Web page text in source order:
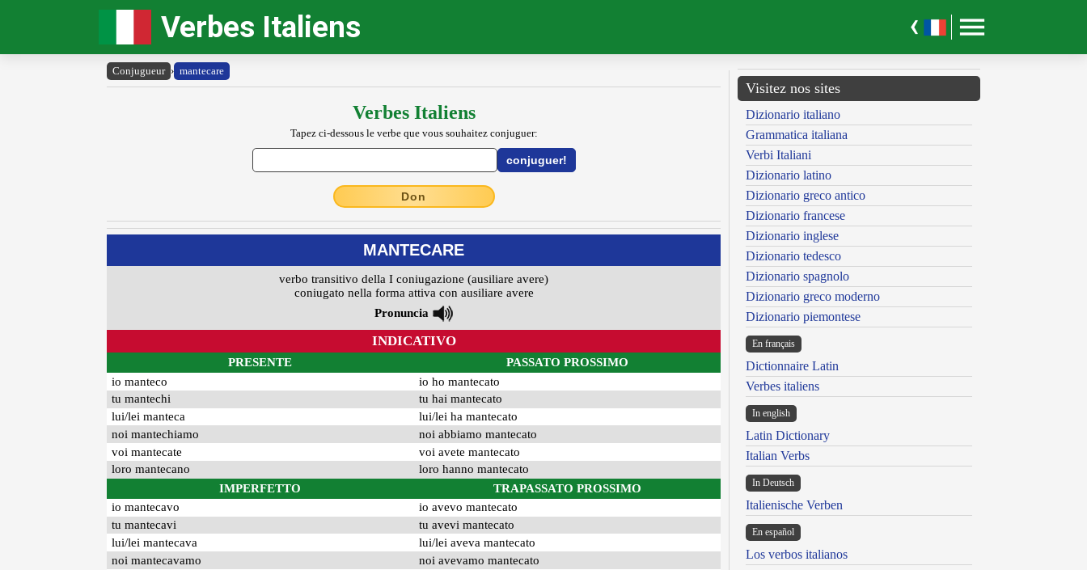
Verbes Italiens
Conjugueur › mantecare
Verbes Italiens
Tapez ci-dessous le verbe que vous souhaitez conjuguer:
Don
MANTECARE
verbo transitivo della I coniugazione (ausiliare avere)
coniugato nella forma attiva con ausiliare avere
Pronuncia
INDICATIVO
PRESENTE
io manteco
tu mantechi
lui/lei manteca
noi mantechiamo
voi mantecate
loro mantecano
IMPERFETTO
io mantecavo
tu mantecavi
lui/lei mantecava
noi mantecavamo
PASSATO PROSSIMO
io ho mantecato
tu hai mantecato
lui/lei ha mantecato
noi abbiamo mantecato
voi avete mantecato
loro hanno mantecato
TRAPASSATO PROSSIMO
io avevo mantecato
tu avevi mantecato
lui/lei aveva mantecato
noi avevamo mantecato
Visitez nos sites
Dizionario italiano
Grammatica italiana
Verbi Italiani
Dizionario latino
Dizionario greco antico
Dizionario francese
Dizionario inglese
Dizionario tedesco
Dizionario spagnolo
Dizionario greco moderno
Dizionario piemontese
En français
Dictionnaire Latin
Verbes italiens
In english
Latin Dictionary
Italian Verbs
In Deutsch
Italienische Verben
En español
Los verbos italianos